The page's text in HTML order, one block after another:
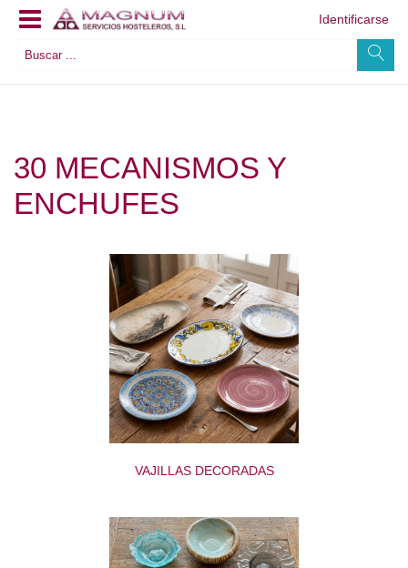
Identificarse
30 MECANISMOS Y
ENCHUFES
VAJILLAS DECORADAS